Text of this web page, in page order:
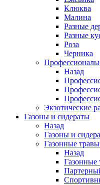
Клюква
Малина
Разные
Разные
Роза
Черника
Назад
Экзотические
Газоны и сидераты
Назад
Газоны и
Газонные
Назад
Газонные